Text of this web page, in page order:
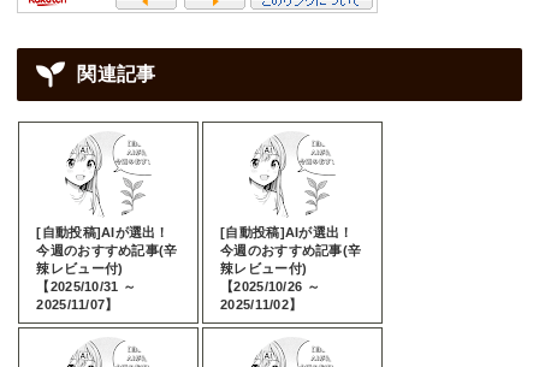
関連記事
[自動投稿]AIが選出！
今週のおすすめ記事(辛
辣レビュー付)
【2025/10/31 ～
2025/11/07】
[自動投稿]AIが選出！
今週のおすすめ記事(辛
辣レビュー付)
【2025/10/26 ～
2025/11/02】